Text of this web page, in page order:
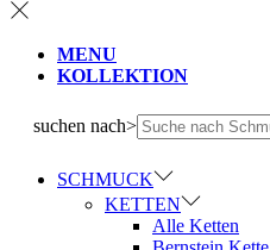
MENU
KOLLEKTION
suchen nach>
SCHMUCK
KETTEN
Alle Ketten